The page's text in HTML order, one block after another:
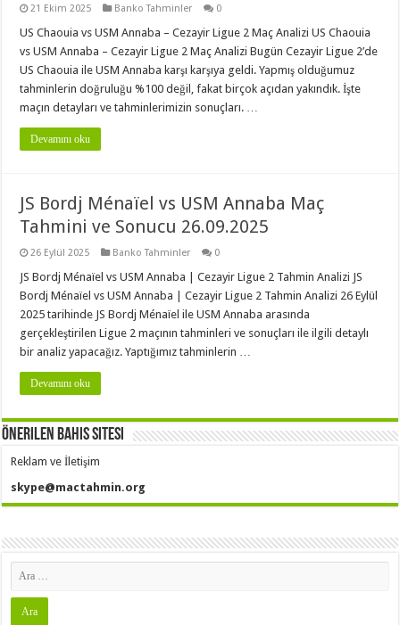
21 Ekim 2025 Banko Tahminler 0
US Chaouia vs USM Annaba – Cezayir Ligue 2 Maç Analizi US Chaouia
vs USM Annaba – Cezayir Ligue 2 Maç Analizi Bugün Cezayir Ligue 2’de
US Chaouia ile USM Annaba karşı karşıya geldi. Yapmış olduğumuz
tahminlerin doğruluğu %100 değil, fakat birçok açıdan yakındık. İşte
maçın detayları ve tahminlerimizin sonuçları. …
Devamını oku
JS Bordj Ménaïel vs USM Annaba Maç
Tahmini ve Sonucu 26.09.2025
26 Eylül 2025 Banko Tahminler 0
JS Bordj Ménaïel vs USM Annaba | Cezayir Ligue 2 Tahmin Analizi JS
Bordj Ménaïel vs USM Annaba | Cezayir Ligue 2 Tahmin Analizi 26 Eylül
2025 tarihinde JS Bordj Ménaïel ile USM Annaba arasında
gerçekleştirilen Ligue 2 maçının tahminleri ve sonuçları ile ilgili detaylı
bir analiz yapacağız. Yaptığımız tahminlerin …
Devamını oku
Önerilen Bahis Sitesi
Reklam ve İletişim
skype@mactahmin.org